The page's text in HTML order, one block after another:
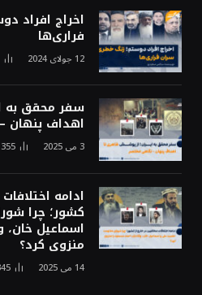
اخراج افراد
فراری‌ها
12 جولای 2024
سفر محقق به
اهداف پنهان
3 می 2025 355
ادامه
کشور؛ چرا
اسماعیل خان،
منزوی کرد؟
14 می 2025